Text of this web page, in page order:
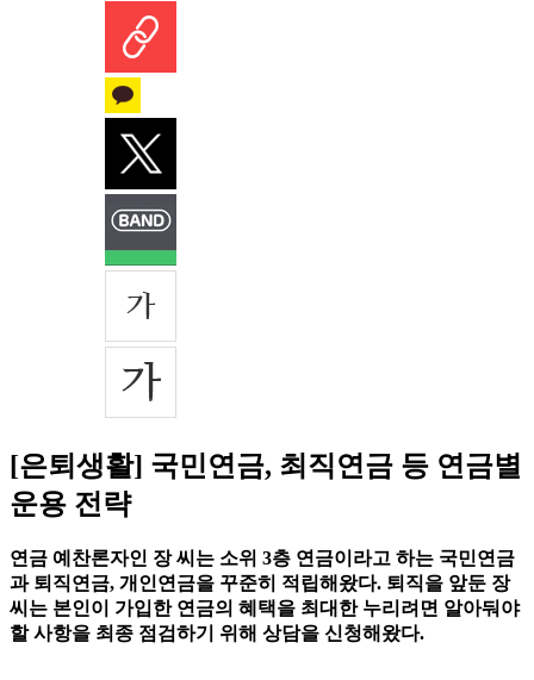
[은퇴생활] 국민연금, 최직연금 등 연금별
운용 전략
연금 예찬론자인 장 씨는 소위 3층 연금이라고 하는 국민연금
과 퇴직연금, 개인연금을 꾸준히 적립해왔다. 퇴직을 앞둔 장
씨는 본인이 가입한 연금의 혜택을 최대한 누리려면 알아둬야
할 사항을 최종 점검하기 위해 상담을 신청해왔다.